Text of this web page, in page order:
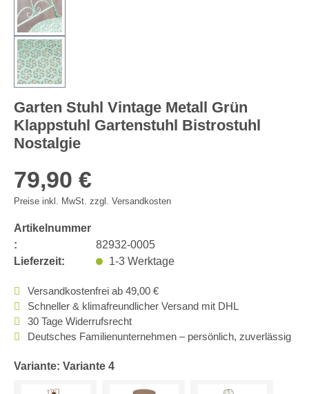
Garten Stuhl Vintage Metall Grün
Klappstuhl Gartenstuhl Bistrostuhl
Nostalgie
79,90 €
Preise inkl. MwSt. zzgl. Versandkosten
Artikelnummer
:
82932-0005
Lieferzeit:
1-3 Werktage
Versandkostenfrei ab 49,00 €
Schneller & klimafreundlicher Versand mit DHL
30 Tage Widerrufsrecht
Deutsches Familienunternehmen – persönlich, zuverlässig
Variante: Variante 4